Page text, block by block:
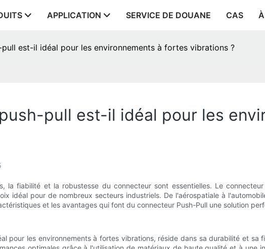
APPLICATION SERVICE DE DOUANE CAS
est-il idéal pour les environnements à fortes vibrations ?
pull est-il idéal pour les
la fiabilité et la robustesse du connecteur sont essentielles. Le
idéal pour de nombreux secteurs industriels. De l'aérospatiale à
et les avantages qui font du connecteur Push-Pull une solution
pour les environnements à fortes vibrations, réside dans sa durabilité et sa